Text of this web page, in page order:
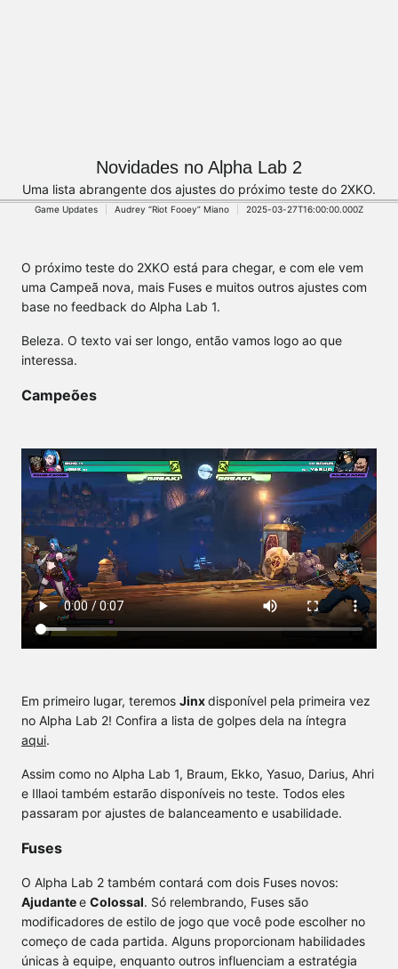
Novidades no Alpha Lab 2
Uma lista abrangente dos ajustes do próximo teste do 2XKO.
Game Updates Audrey “Riot Fooey” Miano 2025-03-27T16:00:00.000Z
O próximo teste do 2XKO está para chegar, e com ele vem
uma Campeã nova, mais Fuses e muitos outros ajustes com
base no feedback do Alpha Lab 1.
Beleza. O texto vai ser longo, então vamos logo ao que
interessa.
Campeões
Em primeiro lugar, teremos Jinxdisponível pela primeira vez
no Alpha Lab 2! Confira a lista de golpes dela na íntegra
aqui.
Assim como no Alpha Lab 1, Braum, Ekko, Yasuo, Darius, Ahri
e Illaoi também estarão disponíveis no teste. Todos eles
passaram por ajustes de balanceamento e usabilidade.
Fuses
O Alpha Lab 2 também contará com dois Fuses novos:
Ajudantee Colossal. Só relembrando, Fuses são
modificadores de estilo de jogo que você pode escolher no
começo de cada partida. Alguns proporcionam habilidades
únicas à equipe, enquanto outros influenciam a estratégia